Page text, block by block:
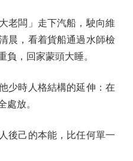
闆」走下汽船，駛向維
晨，看着貨船通過水師檢
負，回家蒙頭大睡。
時人格結構的延伸：在
處放。
己的本能，比任何單一